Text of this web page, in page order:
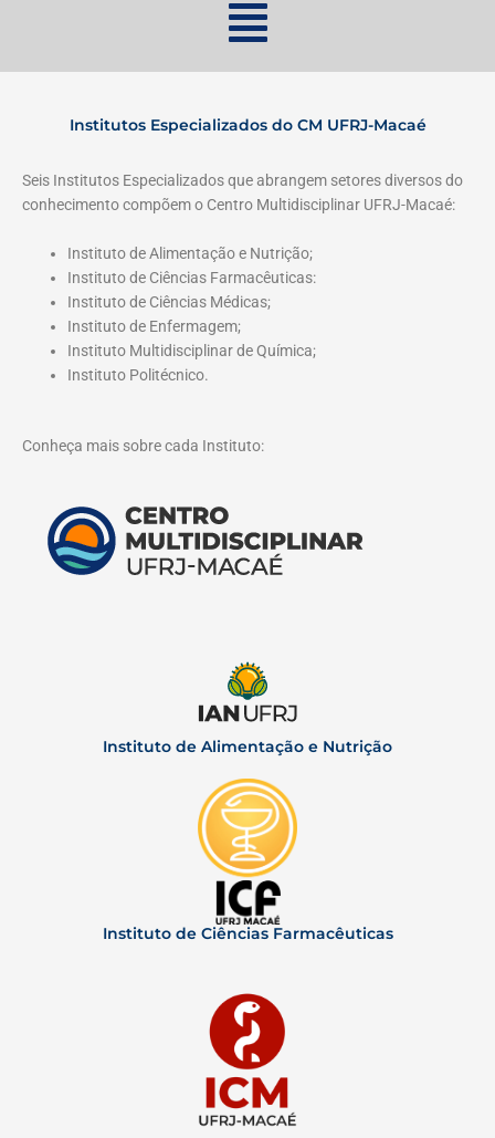
Institutos Especializados do CM UFRJ-Macaé
Seis Institutos Especializados que abrangem setores diversos do
conhecimento compõem o Centro Multidisciplinar UFRJ-Macaé:
Instituto de Alimentação e Nutrição;
Instituto de Ciências Farmacêuticas:
Instituto de Ciências Médicas;
Instituto de Enfermagem;
Instituto Multidisciplinar de Química;
Instituto Politécnico.
Conheça mais sobre cada Instituto:
Instituto de Alimentação e Nutrição
Instituto de Ciências Farmacêuticas